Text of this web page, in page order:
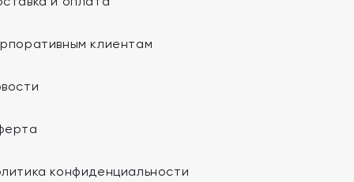
клиентам
конфиденциальности